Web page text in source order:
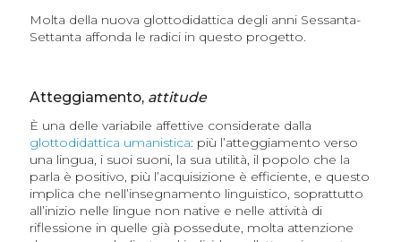
Molta della nuova glottodidattica degli anni Sessanta-
Settanta affonda le radici in questo progetto.
Atteggiamento, attitude
È una delle variabile affettive considerate dalla
glottodidattica umanistica: più l’atteggiamento verso
una lingua, i suoi suoni, la sua utilità, il popolo che la
parla è positivo, più l’acquisizione è efficiente, e questo
implica che nell’insegnamento linguistico, soprattutto
all’inizio nelle lingue non native e nelle attività di
riflessione in quelle già possedute, molta attenzione